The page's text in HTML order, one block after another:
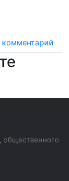
комментарий
общественного